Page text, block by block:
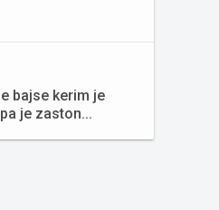
bajse kerim je
je zaston...